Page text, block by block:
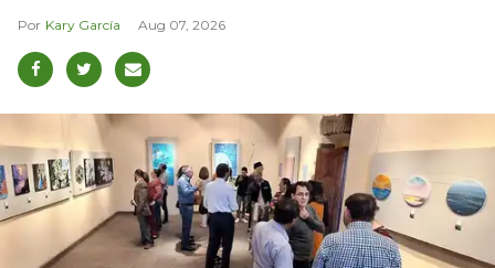
Kary García Aug 07, 2026